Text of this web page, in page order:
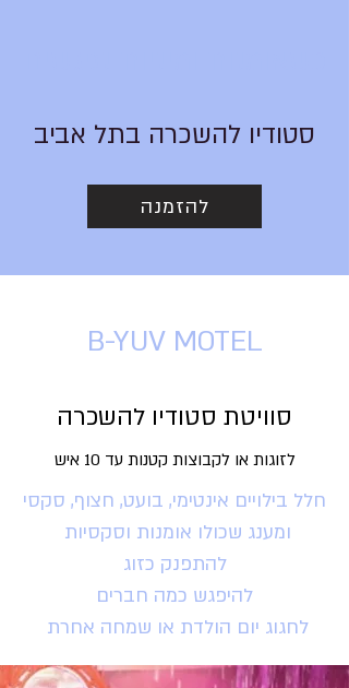
סטודיו להשכרה בתל אביב
להזמנה
B-YUV MOTEL
סוויטת סטודיו להשכרה
לזוגות או לקבוצות קטנות עד 10 איש
חלל בילויים אינטימי, בועט, חצוף, סקסי
ומענג שכולו אומנות וסקסיות
להתפנק כזוג
להיפגש כמה חברים
לחגוג יום הולדת או שמחה אחרת